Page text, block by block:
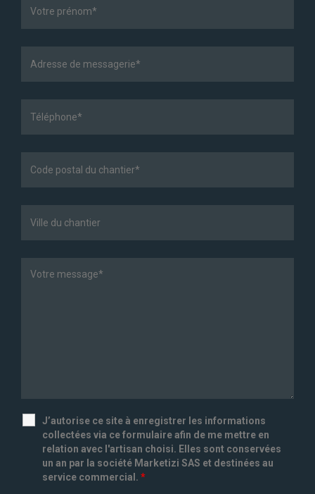
J’autorise ce site à enregistrer les informations
collectées via ce formulaire afin de me mettre en
relation avec l'artisan choisi. Elles sont conservées
un an par la société Marketizi SAS et destinées au
service commercial. *